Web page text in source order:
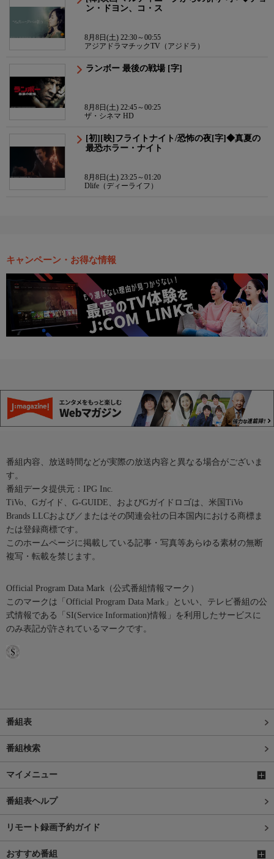
ン・ドヨン、コ・ス
8月8日(土) 22:30～00:55
アジアドラマチックTV（アジドラ）
ランボー 最後の戦場 [字]
8月8日(土) 22:45～00:25
ザ・シネマ HD
[初][映]フライトナイト/恐怖の夜[字]◆真夏の
最恐ホラー・ナイト
8月8日(土) 23:25～01:20
Dlife（ディーライフ）
キャンペーン・お得な情報
番組内容、放送時間などが実際の放送内容と異なる場合がございま
す。
番組データ提供元：IPG Inc.
TiVo、Gガイド、G-GUIDE、およびGガイドロゴは、米国TiVo
Brands LLCおよび／またはその関連会社の日本国内における商標ま
たは登録商標です。
このホームページに掲載している記事・写真等あらゆる素材の無断
複写・転載を禁じます。
Official Program Data Mark（公式番組情報マーク）
このマークは「Official Program Data Mark」といい、テレビ番組の公
式情報である「SI(Service Information)情報」を利用したサービスに
のみ表記が許されているマークです。
番組表
番組検索
マイメニュー
番組表ヘルプ
リモート録画予約ガイド
おすすめ番組